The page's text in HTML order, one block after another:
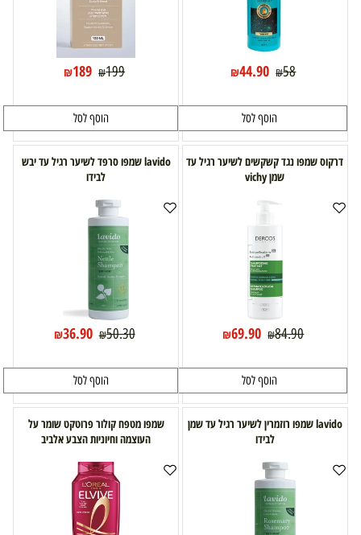
₪58
₪44.90
הוסף לסל
₪199
₪189
הוסף לסל
דרקוס שמפו נגד קשקשים לשיער רגיל עד
שמן vichy
₪84.90
₪69.90
הוסף לסל
lavido שמפו סרפד לשיער רגיל עד יבש
לבידו
₪50.30
₪36.90
הוסף לסל
lavido שמפו רוזמרין לשיער רגיל עד שמן
לבידו
שמפו מטפח קולור פרוטקט שומר על
העוצמה וחיוניות הצבע אלביב